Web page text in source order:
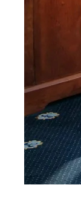
Разработка сайта